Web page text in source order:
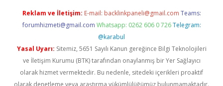
Reklam ve İletişim: E-mail: backlinkpaneli@gmail.com Teams:
forumhizmeti@gmail.com Whatsapp: 0262 606 0 726 Telegram:
@karabul
Yasal Uyarı: Sitemiz, 5651 Sayılı Kanun gereğince Bilgi Teknolojileri
ve İletişim Kurumu (BTK) tarafından onaylanmış bir Yer Sağlayıcı
olarak hizmet vermektedir. Bu nedenle, sitedeki içerikleri proaktif
olarak denetleme veya araştırma yükümlülüğümüz bulunmamaktadır.